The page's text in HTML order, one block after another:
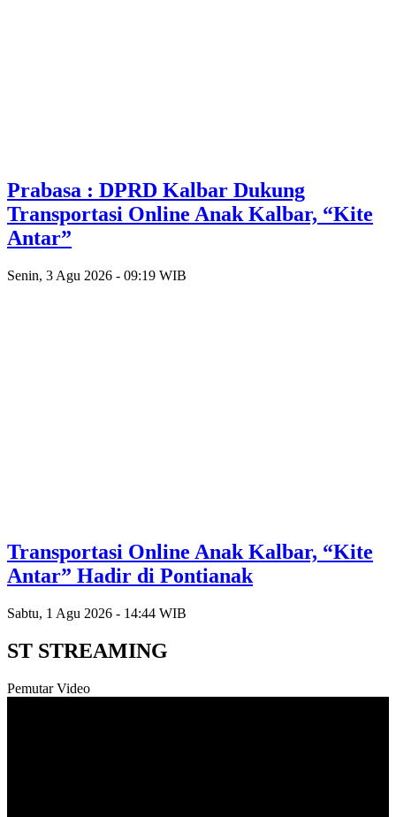
Prabasa : DPRD Kalbar Dukung
Transportasi Online Anak Kalbar, “Kite
Antar”
Senin, 3 Agu 2026 - 09:19 WIB
Transportasi Online Anak Kalbar, “Kite
Antar” Hadir di Pontianak
Sabtu, 1 Agu 2026 - 14:44 WIB
ST STREAMING
Pemutar Video